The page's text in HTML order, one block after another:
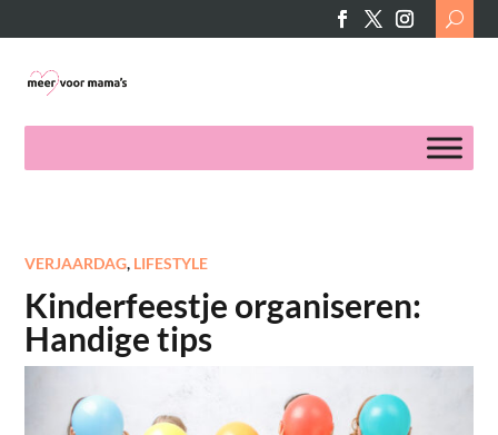
Search
for:
VERJAARDAG, LIFESTYLE
Kinderfeestje organiseren:
Handige tips